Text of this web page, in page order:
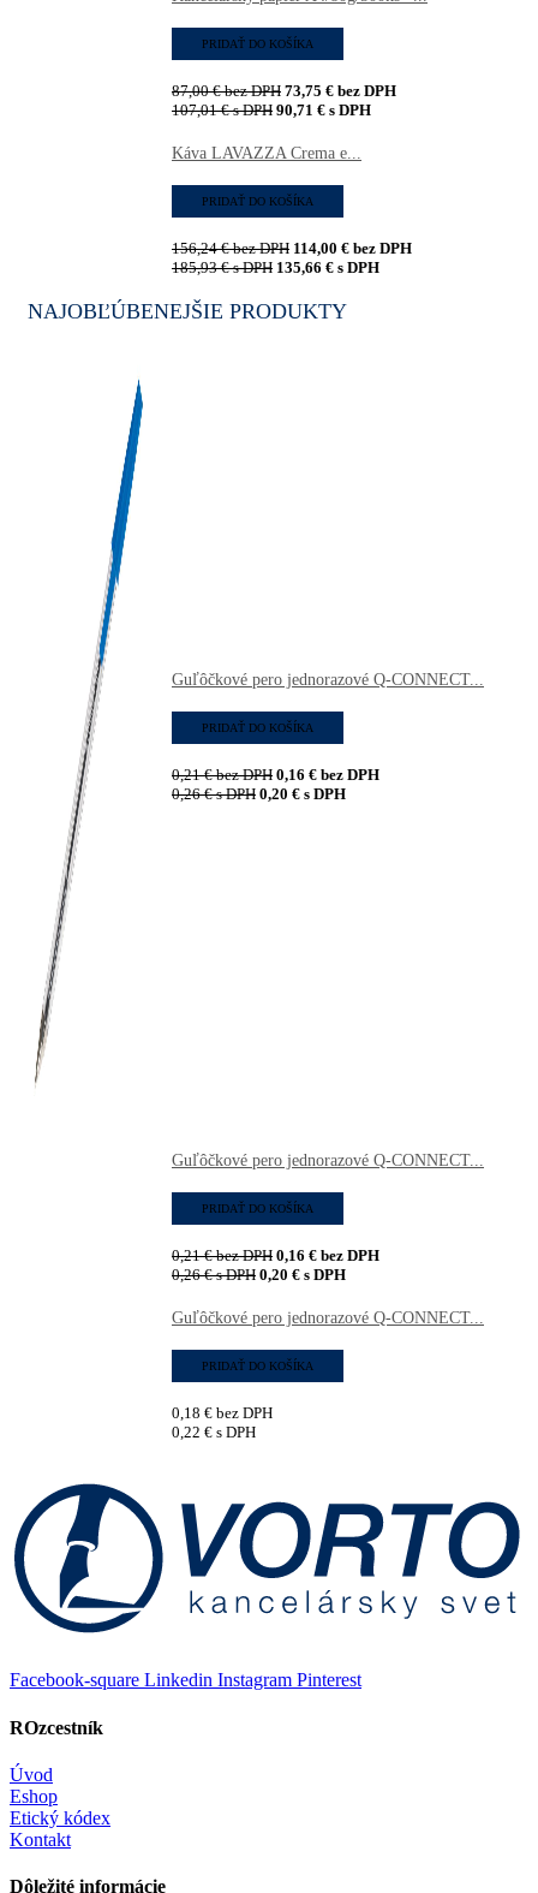
87,00€bez DPH 73,75 € bez DPH
107,01€s DPH 90,71 € s DPH
PRIDAŤ DO KOŠÍKA
Káva LAVAZZA Crema e...
156,24€bez DPH 114,00 € bez DPH
185,93€s DPH 135,66 € s DPH
PRIDAŤ DO KOŠÍKA
NAJOBĽÚBENEJŠIE PRODUKTY
Guľôčkové pero jednorazové Q-CONNECT...
0,21€bez DPH 0,16 € bez DPH
0,26€s DPH 0,20 € s DPH
PRIDAŤ DO KOŠÍKA
Guľôčkové pero jednorazové Q-CONNECT...
0,21€bez DPH 0,16 € bez DPH
0,26€s DPH 0,20 € s DPH
PRIDAŤ DO KOŠÍKA
Guľôčkové pero jednorazové Q-CONNECT...
0,18 € bez DPH
0,22 € s DPH
PRIDAŤ DO KOŠÍKA
Facebook-square Linkedin Instagram Pinterest
ROzcestník
Úvod
Eshop
Etický kódex
Kontakt
Dôležité informácie